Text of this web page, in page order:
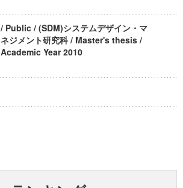
/ Public / (SDM)システムデザイン・マ
ネジメント研究科 / Master's thesis /
Academic Year 2010